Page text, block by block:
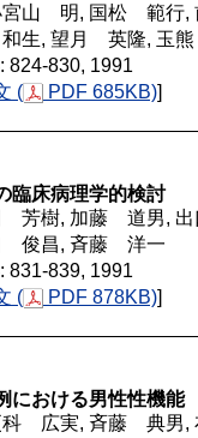
山 明, 国松 範行
生, 望月 英隆, 玉
824-830, 1991
( PDF 685KB)]
臨床病理学的検討
芳樹, 加藤 道男,
俊昌, 斉藤 洋一
831-839, 1991
( PDF 878KB)]
における男性性機能
科 広実, 斉藤 典男